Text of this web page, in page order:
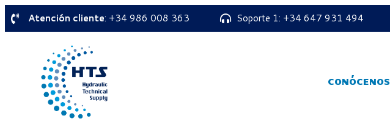
Atención cliente: +34 986 008 363 Soporte 1: +34 647 931 494
CONÓCENOS